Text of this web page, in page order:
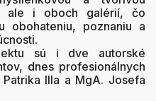
ale i oboch galérií, čo
obohateniu, poznaniu a
sú i dve autorské
dnes profesionálnych
Illa a MgA. Josefa